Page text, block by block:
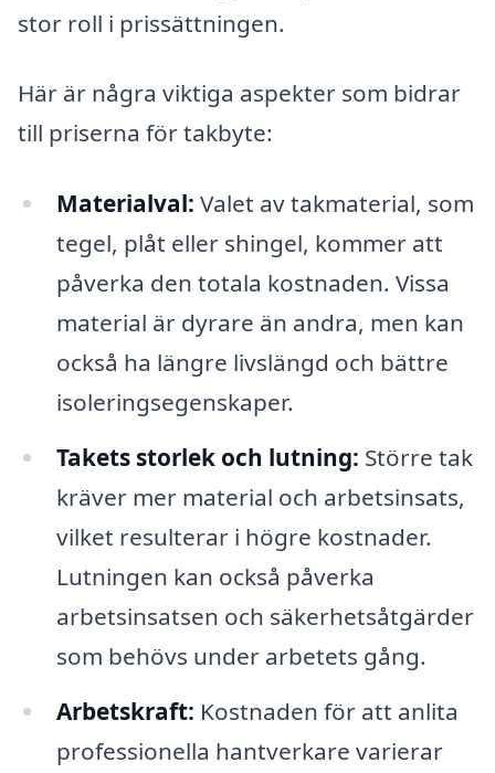
stor roll i prissättningen.
Här är några viktiga aspekter som bidrar
till priserna för takbyte:
Materialval: Valet av takmaterial, som
tegel, plåt eller shingel, kommer att
påverka den totala kostnaden. Vissa
material är dyrare än andra, men kan
också ha längre livslängd och bättre
isoleringsegenskaper.
Takets storlek och lutning: Större tak
kräver mer material och arbetsinsats,
vilket resulterar i högre kostnader.
Lutningen kan också påverka
arbetsinsatsen och säkerhetsåtgärder
som behövs under arbetets gång.
Arbetskraft: Kostnaden för att anlita
professionella hantverkare varierar